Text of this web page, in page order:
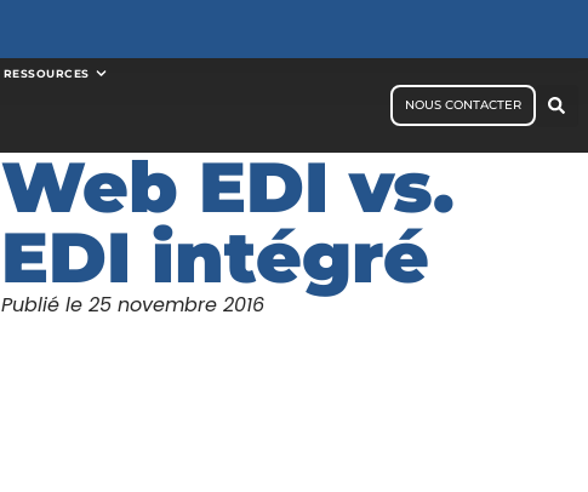
RESSOURCES
NOUS CONTACTER
Web EDI vs.
EDI intégré
Publié le 25 novembre 2016